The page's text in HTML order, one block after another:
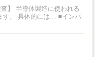
れる
ンパ